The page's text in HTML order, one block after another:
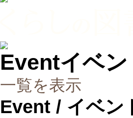
Eventイベン
一覧を表示
Event / イベン